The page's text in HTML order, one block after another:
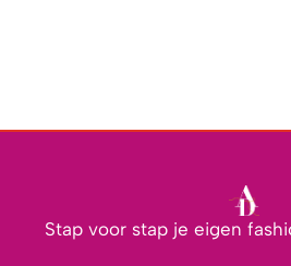
Stap voor stap je eigen